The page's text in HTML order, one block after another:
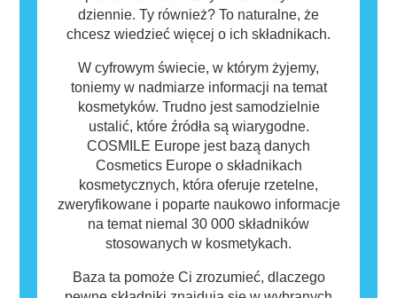
dziennie. Ty również? To naturalne, że
chcesz wiedzieć więcej o ich składnikach.
W cyfrowym świecie, w którym żyjemy,
toniemy w nadmiarze informacji na temat
kosmetyków. Trudno jest samodzielnie
ustalić, które źródła są wiarygodne.
COSMILE Europe jest bazą danych
Cosmetics Europe o składnikach
kosmetycznych, która oferuje rzetelne,
zweryfikowane i poparte naukowo informacje
na temat niemal 30 000 składników
stosowanych w kosmetykach.
Baza ta pomoże Ci zrozumieć, dlaczego